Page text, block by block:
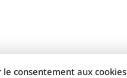
le consentement aux cookies